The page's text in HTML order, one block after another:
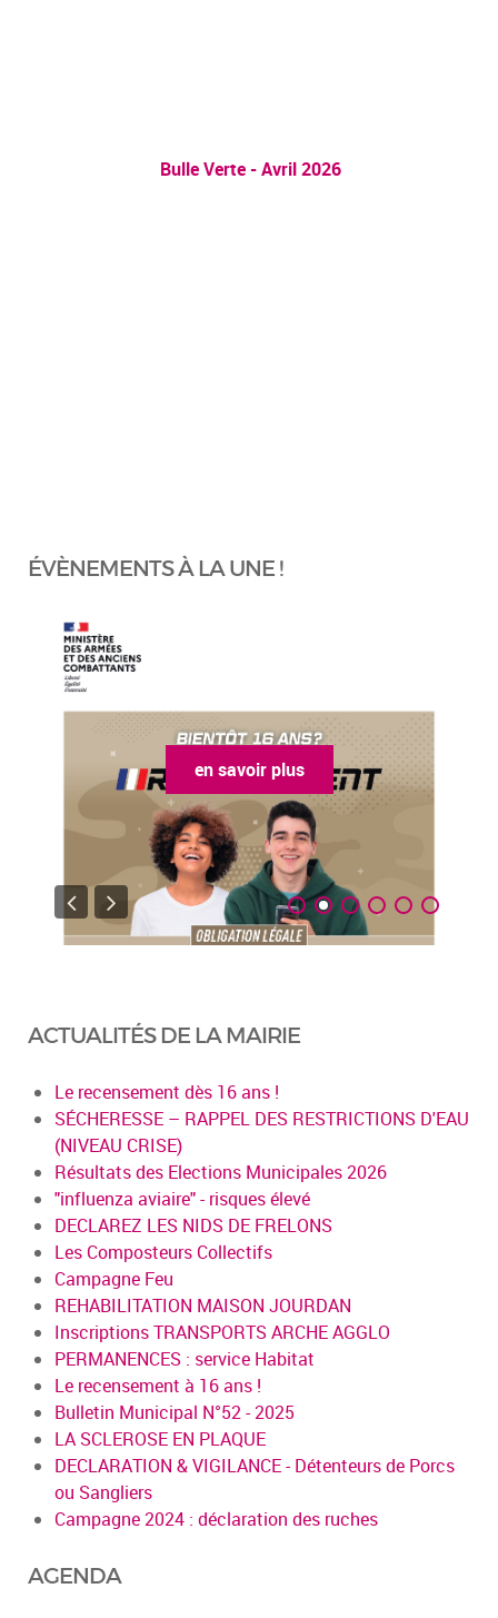
Bulle Verte - Avril 2026
ÉVÈNEMENTS À LA UNE !
en savoir plus
ACTUALITÉS DE LA MAIRIE
Le recensement dès 16 ans !
SÉCHERESSE – RAPPEL DES RESTRICTIONS D'EAU
(NIVEAU CRISE)
Résultats des Elections Municipales 2026
"influenza aviaire" - risques élevé
DECLAREZ LES NIDS DE FRELONS
Les Composteurs Collectifs
Campagne Feu
REHABILITATION MAISON JOURDAN
Inscriptions TRANSPORTS ARCHE AGGLO
PERMANENCES : service Habitat
Le recensement à 16 ans !
Bulletin Municipal N°52 - 2025
LA SCLEROSE EN PLAQUE
DECLARATION & VIGILANCE - Détenteurs de Porcs
ou Sangliers
Campagne 2024 : déclaration des ruches
AGENDA